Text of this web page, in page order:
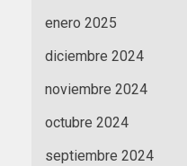
enero 2025
diciembre 2024
noviembre 2024
octubre 2024
septiembre 2024